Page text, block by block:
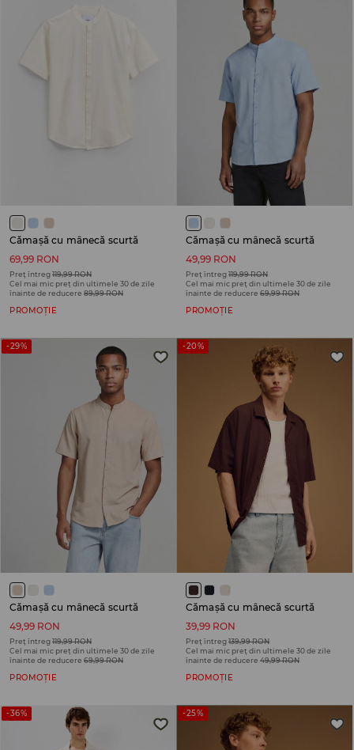
Cămașă cu mânecă scurtă
69,99 RON
Preț întreg119,99 RON
Cel mai mic preț din ultimele 30 de zile
înainte de reducere 89,99 RON
PROMOȚIE
Cămașă cu mânecă scurtă
49,99 RON
Preț întreg119,99 RON
Cel mai mic preț din ultimele 30 de zile
înainte de reducere 69,99 RON
PROMOȚIE
-29%
Cămașă cu mânecă scurtă
49,99 RON
Preț întreg119,99 RON
Cel mai mic preț din ultimele 30 de zile
înainte de reducere 69,99 RON
PROMOȚIE
-20%
Cămașă cu mânecă scurtă
39,99 RON
Preț întreg139,99 RON
Cel mai mic preț din ultimele 30 de zile
înainte de reducere 49,99 RON
PROMOȚIE
-36% -25%